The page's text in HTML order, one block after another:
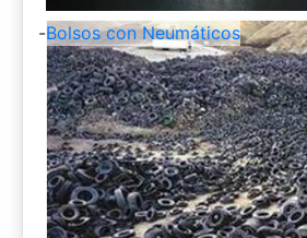
-Bolsos con Neumáticos